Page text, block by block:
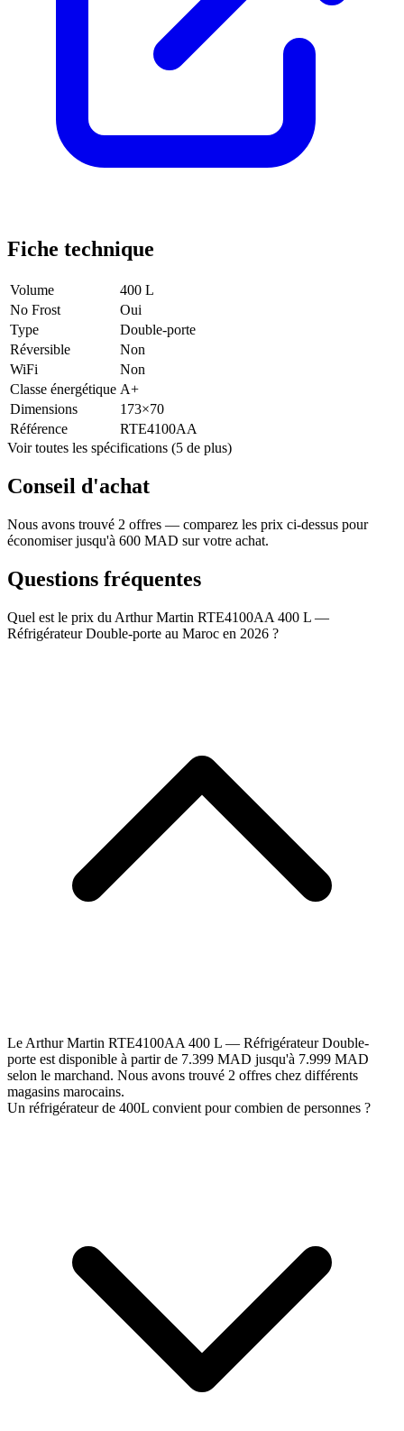
Fiche technique
Volume
400 L
No Frost
Oui
Type
Double-porte
Réversible
Non
WiFi
Non
Classe énergétique A+
Dimensions
173×70
Référence
RTE4100AA
Voir toutes les spécifications (5 de plus)
Conseil d'achat
Nous avons trouvé 2 offres — comparez les prix ci-dessus pour
économiser jusqu'à 600 MAD sur votre achat.
Questions fréquentes
Quel est le prix du Arthur Martin RTE4100AA 400 L —
Réfrigérateur Double-porte au Maroc en 2026 ?
Le Arthur Martin RTE4100AA 400 L — Réfrigérateur Double-
porte est disponible à partir de 7.399 MAD jusqu'à 7.999 MAD
selon le marchand. Nous avons trouvé 2 offres chez différents
magasins marocains.
Un réfrigérateur de 400L convient pour combien de personnes ?